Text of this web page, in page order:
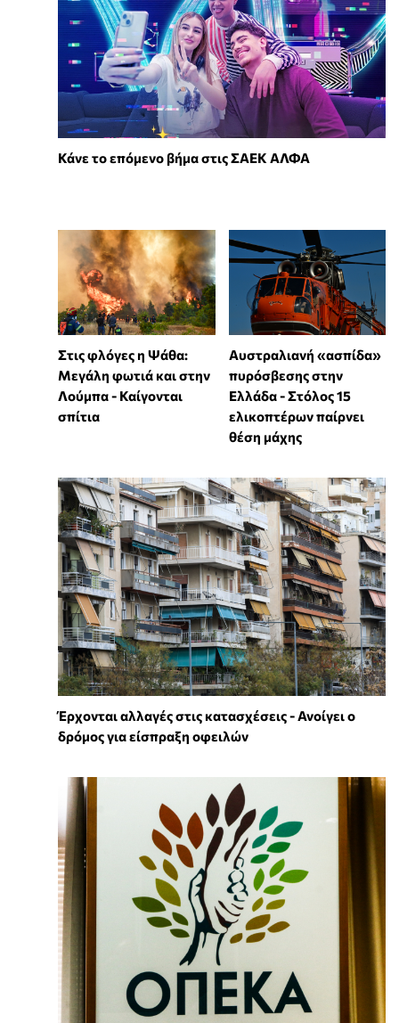
Κάνε το επόμενο βήμα στις ΣΑΕΚ ΑΛΦΑ
Στις φλόγες η Ψάθα:
Μεγάλη φωτιά και στην
Λούμπα - Καίγονται
σπίτια
Αυστραλιανή «ασπίδα»
πυρόσβεσης στην
Ελλάδα - Στόλος 15
ελικοπτέρων παίρνει
θέση μάχης
Έρχονται αλλαγές στις κατασχέσεις - Ανοίγει ο
δρόμος για είσπραξη οφειλών